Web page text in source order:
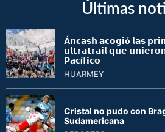
Últimas
Á𝗻𝗰𝗮𝘀𝗵 𝗮𝗰𝗼𝗴𝗶ó 𝗹𝗮𝘀
𝘂𝗹𝘁𝗿𝗮𝘁𝗿𝗮𝗶𝗹 𝗾𝘂𝗲
𝗣𝗮𝗰í𝗳𝗶𝗰𝗼
HUARMEY
Cristal no pudo con
Sudamericana